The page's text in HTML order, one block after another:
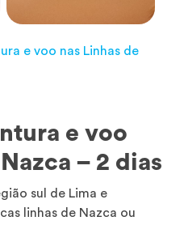
e voo nas Linhas de
e voo
– 2 dias
sul de Lima e
linhas de Nazca ou